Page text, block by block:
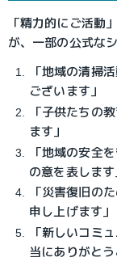
「精力的にご活動
が、一部の公式な
「地域の清掃
ございます」
「子供たちの
ます」
「地域の安全
の意を表します
「災害復旧の
申し上げます」
「新しいコミ
当にありがとう